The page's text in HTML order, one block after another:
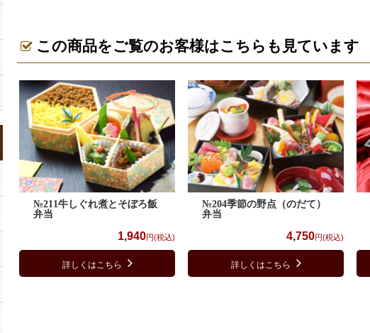
この商品をご覧のお客様はこちらも見ています
№211牛しぐれ煮とそぼろ飯
弁当
1,940円(税込)
詳しくはこちら
№204季節の野点（のだて）
弁当
4,750円(税込)
詳しくはこちら